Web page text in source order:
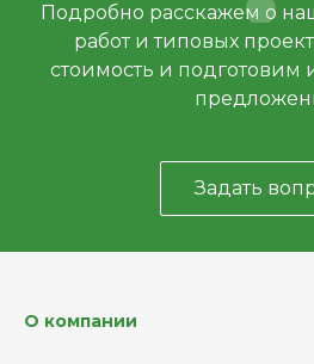
Подробно расскажем о
работ и типовых
стоимость и
Задать
О компании